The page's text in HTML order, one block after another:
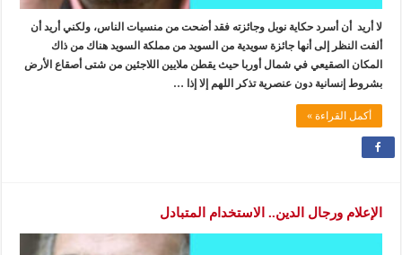
لا أريد أن أسرد حكاية نوبل وجائزته فقد أضحت من منسيات الناس، ولكني أريد أن
ألفت النظر إلى أنها جائزة سويدية من السويد من مملكة السويد هناك من ذاك
المكان الصقيعي في شمال أوربا حيث يقطن ملايين اللاجئين من شتى أصقاع الأرض
بشروط إنسانية دون عنصرية تذكر اللهم إلا إذا …
أكمل القراءة »
الإعلام ورجال الدين.. الاستخدام المتبادل